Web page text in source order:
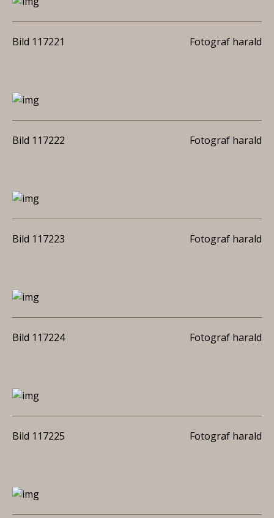
Bild 117221 Fotograf harald
Bild 117222 Fotograf harald
Bild 117223 Fotograf harald
Bild 117224 Fotograf harald
Bild 117225 Fotograf harald